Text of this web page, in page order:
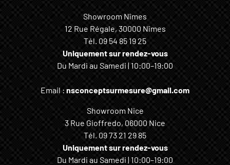
Showroom Nîmes
12 Rue Régale, 30000 Nîmes
Tél. 09 54 85 19 25
Uniquement sur rendez-vous
Du Mardi au Samedi | 10:00–19:00
Email : nsconceptsurmesure@gmail.com
Showroom Nice
3 Rue Gioffredo, 06000 Nice
Tél. 09 73 21 29 85
Uniquement sur rendez-vous
Du Mardi au Samedi | 10:00–19:00